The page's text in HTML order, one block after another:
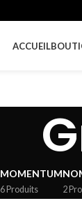
ACCUEIL
MOMENTUM
6 Produits 2